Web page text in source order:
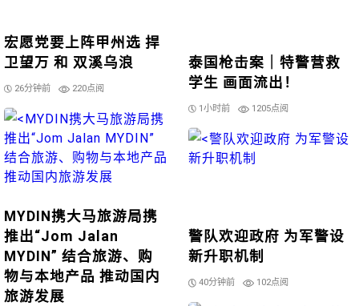
宏愿党要上阵甲州选 捍
卫望万 和 双溪乌浪
26分钟前 220点阅
泰国枪击案｜特警营救
学生 画面流出！
1小时前 1205点阅
MYDIN携大马旅游局携
推出“Jom Jalan
MYDIN” 结合旅游、购
物与本地产品 推动国内
旅游发展
警队欢迎政府 为军警设
新升职机制
40分钟前 102点阅